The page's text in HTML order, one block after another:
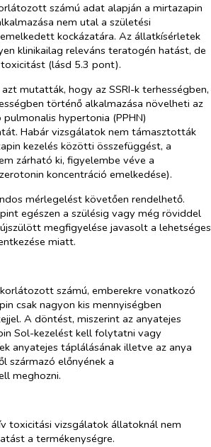
számú adat alapján a mirtazapin
nem utal a születési
kockázatára. Az állatkísérletek
klinikailag releváns teratogén hatást, de
(lásd 5.3 pont).
mutatták, hogy az SSRI-k terhességben,
történő alkalmazása növelheti az
hypertonia (PPHN)
Habár vizsgálatok nem támasztották
kezelés közötti összefüggést, a
zárható ki, figyelembe véve a
koncentráció emelkedése).
mérlegelést követően rendelhető.
egészen a szülésig vagy még röviddel
megfigyelése javasolt a lehetséges
miatt.
számú, emberekre vonatkozó
csak nagyon kis mennyiségben
A döntést, miszerint az anyatejes
Sol-kezelést kell folytatni vagy
anyatejes táplálásának illetve az anya
származó előnyének a
meghozni.
toxicitási vizsgálatok állatoknál nem
a termékenységre.